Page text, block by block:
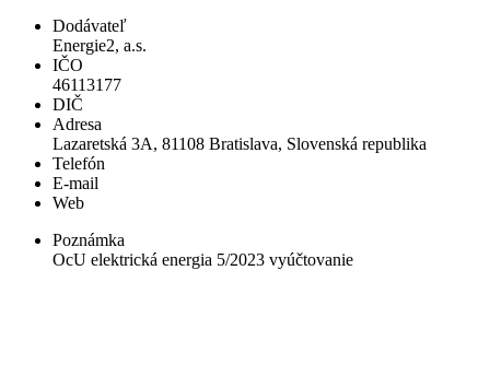
Dodávateľ
Energie2, a.s.
IČO
46113177
DIČ
Adresa
Lazaretská 3A, 81108 Bratislava, Slovenská republika
Telefón
E-mail
Web
Poznámka
OcU elektrická energia 5/2023 vyúčtovanie